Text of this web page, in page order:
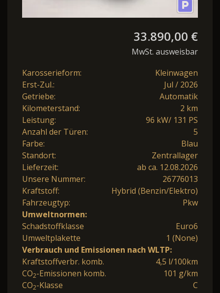
33.890,00 €
MwSt. ausweisbar
Karosserieform:
Kleinwagen
Erst-Zul.:
Jul / 2026
Getriebe:
Automatik
Kilometerstand:
2 km
Leistung:
96 kW/ 131 PS
Anzahl der Türen:
5
Farbe:
Blau
Standort:
Zentrallager
Lieferzeit:
ab ca. 12.08.2026
Unsere Nummer:
26776013
Kraftstoff:
Hybrid (Benzin/Elektro)
Fahrzeugtyp:
Pkw
Umweltnormen:
Schadstoffklasse
Euro6
Umweltplakette
1 (None)
Verbrauch und Emissionen nach WLTP:
Kraftstoffverbr. komb.
4,5 l/100km
CO2-Emissionen komb.
101 g/km
CO2-Klasse C